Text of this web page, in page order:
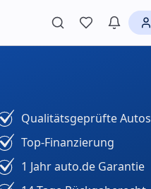
Qualitätsgeprüfte Autos
Top-Finanzierung
1 Jahr auto.de Garantie